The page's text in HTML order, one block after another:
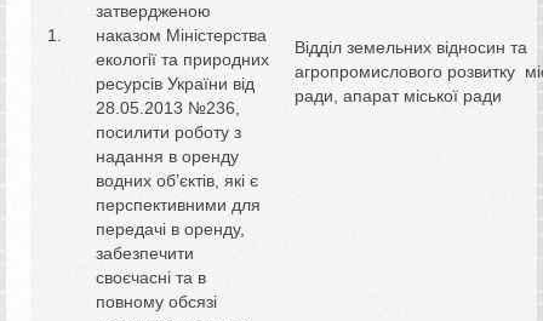
затвердженою
наказом Міністерства
екології та природних
ресурсів України від
28.05.2013 №236,
посилити роботу з
надання в оренду
водних об’єктів, які є
перспективними для
передачі в оренду,
забезпечити
своєчасні та в
повному обсязі
Відділ земельних відносин та
агропромислового розвитку
ради, апарат міської ради